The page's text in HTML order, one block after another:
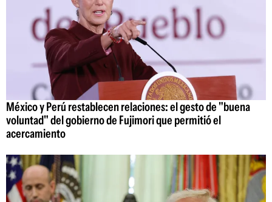
México y Perú restablecen relaciones: el gesto de "buena
voluntad" del gobierno de Fujimori que permitió el
acercamiento